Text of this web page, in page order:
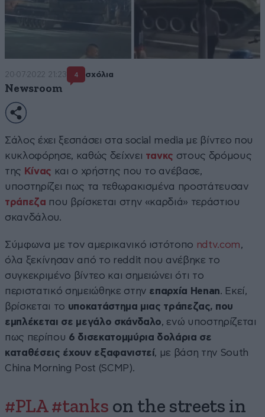
20·07·2022 21:23 4 σχόλια
Newsroom
Σάλος έχει ξεσπάσει στα social media με βίντεο που
κυκλοφόρησε, καθώς δείχνει τανκς στους δρόμους
της Κίνας και ο χρήστης που το ανέβασε,
υποστηρίζει πως τα τεθωρακισμένα προστάτευσαν
τράπεζα που βρίσκεται στην «καρδιά» τεράστιου
σκανδάλου.
Σύμφωνα με τον αμερικανικό ιστότοπο ndtv.com,
όλα ξεκίνησαν από το reddit που ανέβηκε το
συγκεκριμένο βίντεο και σημειώνει ότι το
περιστατικό σημειώθηκε στην επαρχία Henan. Εκεί,
βρίσκεται το υποκατάστημα μιας τράπεζας, που
εμπλέκεται σε μεγάλο σκάνδαλο, ενώ υποστηρίζεται
πως περίπου 6 δισεκατομμύρια δολάρια σε
καταθέσεις έχουν εξαφανιστεί, με βάση την South
China Morning Post (SCMP).
#PLA #tanks on the streets in